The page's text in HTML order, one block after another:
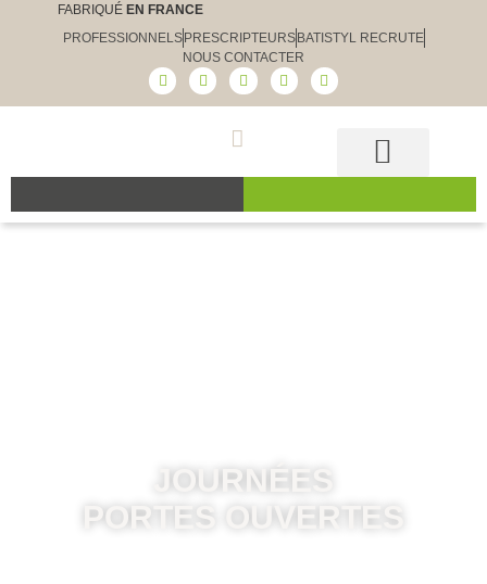
FABRIQUÉ EN FRANCE
PROFESSIONNELS PRESCRIPTEURS BATISTYL RECRUTE
NOUS CONTACTER
JOURNÉES
PORTES OUVERTES